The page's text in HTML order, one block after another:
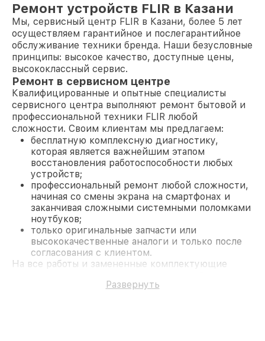
Ремонт устройств FLIR в Казани
Мы, сервисный центр FLIR в Казани, более 5 лет
осуществляем гарантийное и послегарантийное
обслуживание техники бренда. Наши безусловные
принципы: высокое качество, доступные цены,
высококлассный сервис.
Ремонт в сервисном центре
Квалифицированные и опытные специалисты
сервисного центра выполняют ремонт бытовой и
профессиональной техники FLIR любой
сложности. Своим клиентам мы предлагаем:
бесплатную комплексную диагностику,
которая является важнейшим этапом
восстановления работоспособности любых
устройств;
профессиональный ремонт любой сложности,
начиная со смены экрана на смартфонах и
заканчивая сложными системными поломками
ноутбуков;
только оригинальные запчасти или
высококачественные аналоги и только после
согласования с клиентом.
На все работы и замененные комплектующие
поломки по условиям гарантии, мы бесплатно
Развернуть